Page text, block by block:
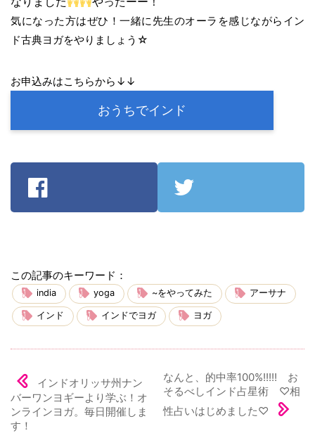
気になった方はぜひ！一緒に先生のオーラを感じながらイン
ド古典ヨガをやりましょう☆
お申込みはこちらから↓↓
おうちでインド
この記事のキーワード：
india yoga ~をやってみた アーサナ
インド インドでヨガ ヨガ
インドオリッサ州ナン
バーワンヨギーより学ぶ！オ
ンラインヨガ。毎日開催しま
す！
なんと、的中率100%!!!!! お
そるべしインド占星術 ♡相
性占いはじめました♡